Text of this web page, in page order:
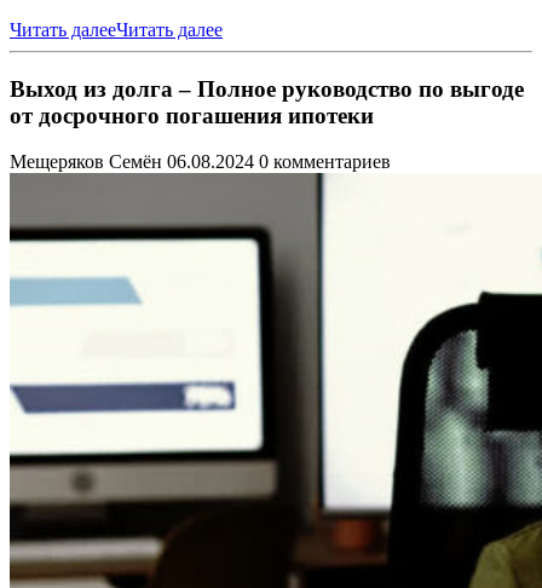
Читать далееЧитать далее
Выход из долга – Полное руководство по выгоде
от досрочного погашения ипотеки
Мещеряков Семён 06.08.2024 0 комментариев